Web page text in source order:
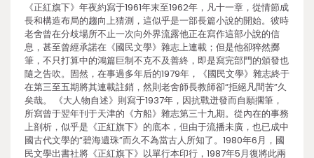
《正紅旗下》年夜約寫于1961年末至1962年，凡十一章，從情節成
長和構造布局的趨向上猜測，這似乎是一部長篇小說的開始。彼時
老舍曾在分歧場所不止一次向外界流露他正在寫作這部小說的信
息，甚至曾經承諾在《國民文學》雜志上連載；但是他卻猝然擲
筆，不只打算中的鴻篇巨制不克不及善終，即是寫完部門的頒發也
隨之告吹。固然，在事過多年后的1979年，《國民文學》雜志終于
在第三至五期將其連載註銷，然則老舍師長教師卻“拒絕凡間苦”久
矣哉。 《大人物自述》則寫于1937年，因抗戰迸發而自願擱筆，
所寫曾于翌年刊于天津的《方船》雜志第三十九期。從內在的事務
上剖析，似乎是《正紅旗下》的底本，但由于流播未廣，也已成中
國古代文學的“碧海遺珠”而久不為當古人所知了。1980年6月，國
民文學出書社將《正紅旗下》以單行本印行，1987年5月復將此兩